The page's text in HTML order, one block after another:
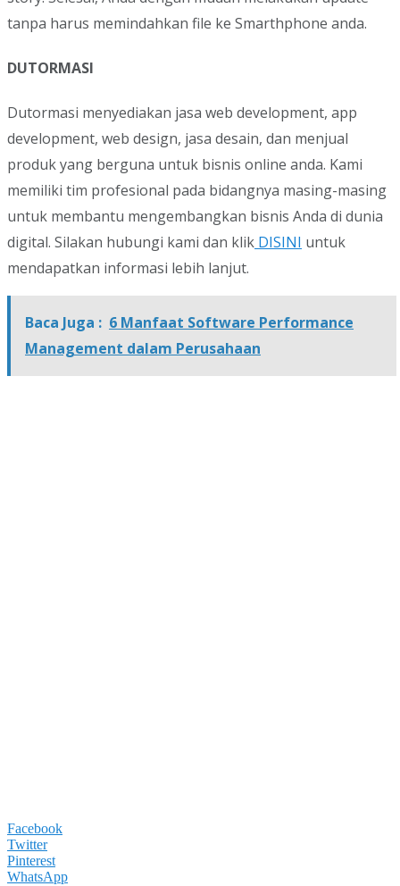
tanpa harus memindahkan file ke Smarthphone anda.
DUTORMASI
Dutormasi menyediakan jasa web development, app
development, web design, jasa desain, dan menjual
produk yang berguna untuk bisnis online anda. Kami
memiliki tim profesional pada bidangnya masing-masing
untuk membantu mengembangkan bisnis Anda di dunia
digital. Silakan hubungi kami dan klik DISINI untuk
mendapatkan informasi lebih lanjut.
Baca Juga : 6 Manfaat Software Performance
Management dalam Perusahaan
Facebook
Twitter
Pinterest
WhatsApp